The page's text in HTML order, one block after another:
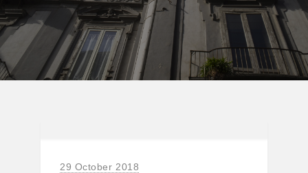
29 October 2018